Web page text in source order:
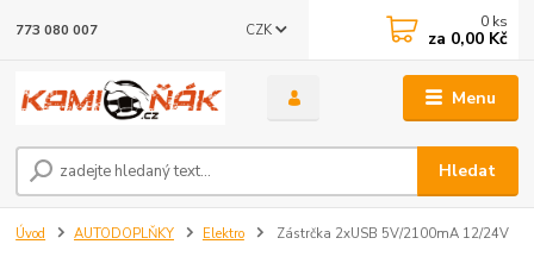
Menu
CZK
Hledat
773 080 007 0 ks
za 0,00 Kč
Úvod AUTODOPLŇKY Elektro Zástrčka 2xUSB 5V/2100mA 12/24V